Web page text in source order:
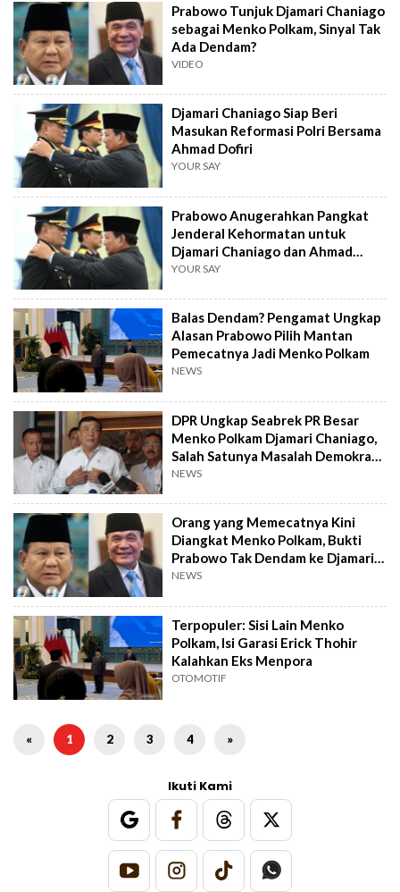
Prabowo Tunjuk Djamari Chaniago
sebagai Menko Polkam, Sinyal Tak
Ada Dendam?
VIDEO
Djamari Chaniago Siap Beri
Masukan Reformasi Polri Bersama
Ahmad Dofiri
YOUR SAY
Prabowo Anugerahkan Pangkat
Jenderal Kehormatan untuk
Djamari Chaniago dan Ahmad
Dofiri
YOUR SAY
Balas Dendam? Pengamat Ungkap
Alasan Prabowo Pilih Mantan
Pemecatnya Jadi Menko Polkam
NEWS
DPR Ungkap Seabrek PR Besar
Menko Polkam Djamari Chaniago,
Salah Satunya Masalah Demokrasi
Cacat!
NEWS
Orang yang Memecatnya Kini
Diangkat Menko Polkam, Bukti
Prabowo Tak Dendam ke Djamari
Chaniago?
NEWS
Terpopuler: Sisi Lain Menko
Polkam, Isi Garasi Erick Thohir
Kalahkan Eks Menpora
OTOMOTIF
« 1 2 3 4 »
Ikuti Kami